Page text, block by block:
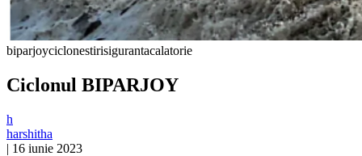
biparjoyciclonestirisigurantacalatorie
Ciclonul BIPARJOY
h
harshitha
| 16 iunie 2023